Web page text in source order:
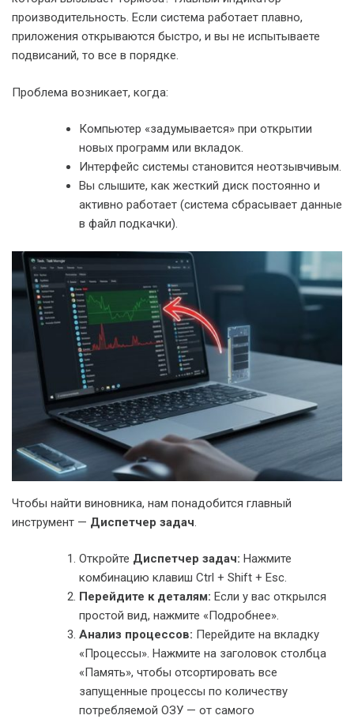
производительность. Если система работает плавно,
приложения открываются быстро, и вы не испытываете
подвисаний, то все в порядке.
Проблема возникает, когда:
Компьютер «задумывается» при открытии
новых программ или вкладок.
Интерфейс системы становится неотзывчивым.
Вы слышите, как жесткий диск постоянно и
активно работает (система сбрасывает данные
в файл подкачки).
Чтобы найти виновника, нам понадобится главный
инструмент — Диспетчер задач
Откройте Диспетчер задач: Нажмите
комбинацию клавиш Ctrl + Shift + Esc.
Перейдите к деталям: Если у вас открылся
простой вид, нажмите «Подробнее».
Анализ процессов: Перейдите на вкладку
«Процессы». Нажмите на заголовок столбца
«Память», чтобы отсортировать все
запущенные процессы по количеству
потребляемой ОЗУ — от самого